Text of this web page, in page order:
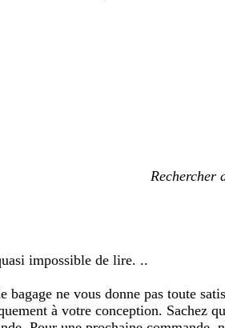
Mes
impossible de lire. ..
ne vous donne pas toute
à votre conception. Sachez